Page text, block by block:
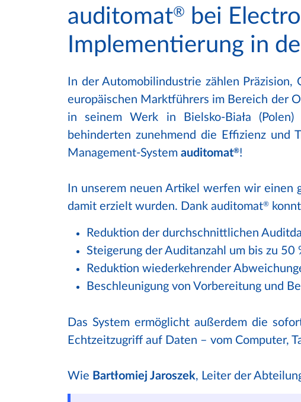
auditomat®
bei
Implementierung in
In der Automobilindustrie zählen
europäischen Marktführers im Bereich der
in seinem Werk in Bielsko-Biała
behinderten zunehmend die Effizienz und
Management-System auditomat®!
In unserem neuen Artikel werfen wir einen
damit erzielt wurden. Dank auditomat®
Reduktion der durchschnittlichen
Steigerung der Auditanzahl um bis zu 50
Reduktion wiederkehrender
Beschleunigung von Vorbereitung und
Das System ermöglicht außerdem die
Echtzeitzugriff auf Daten – vom Computer,
Wie Bartłomiej Jaroszek, Leiter der